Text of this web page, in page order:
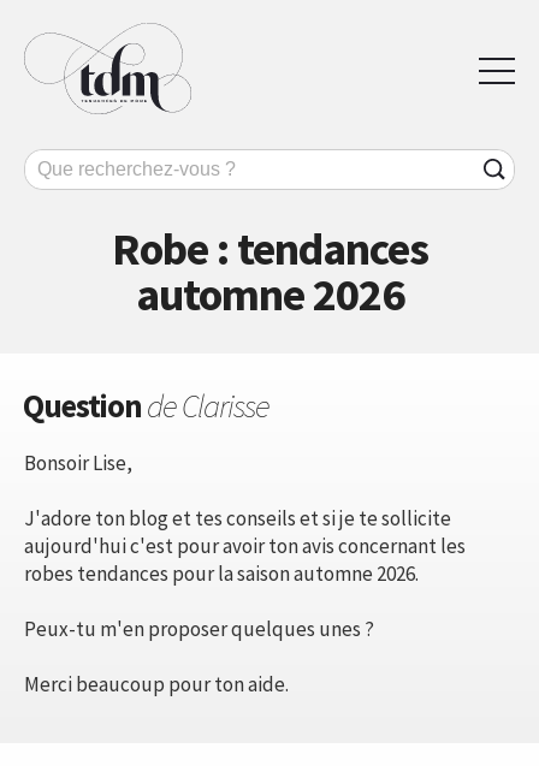
Robe : tendances
automne 2026
Questionde Clarisse
Bonsoir Lise,
J'adore ton blog et tes conseils et si je te sollicite
aujourd'hui c'est pour avoir ton avis concernant les
robes tendances pour la saison automne 2026.
Peux-tu m'en proposer quelques unes ?
Merci beaucoup pour ton aide.